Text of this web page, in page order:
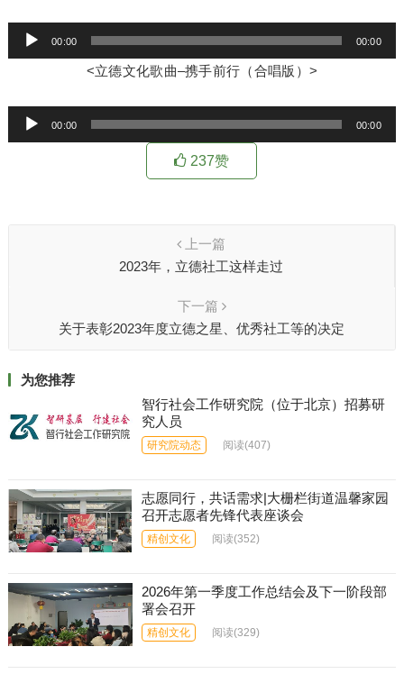
音
频
播
器
00:00 00:00
<立德文化歌曲–携手前行（合唱版）>
音
频
播
放
00:00 00:00
237赞
上一篇
2023年，立德社工这样走过
下一篇
关于表彰2023年度立德之星、优秀社工等的决定
为您推荐
智行社会工作研究院（位于北京）招募研
究人员
研究院动态 阅读(407)
志愿同行，共话需求|大栅栏街道温馨家园
召开志愿者先锋代表座谈会
精创文化 阅读(352)
2026年第一季度工作总结会及下一阶段部
署会召开
精创文化 阅读(329)